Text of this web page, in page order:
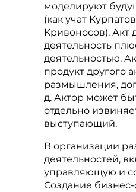
моделируют
(как учат
Кривоносов). Акт
деятельность
деятельностью.
продукт другого
размышления,
д. Актор может
отдельно
выступающий.
В организации
деятельностей,
управляющую и
Создание